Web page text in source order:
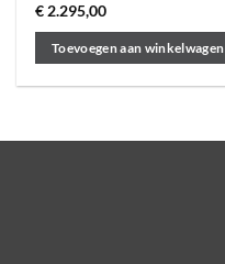
€ 2.295,00
Toevoegen aan winkelwagen